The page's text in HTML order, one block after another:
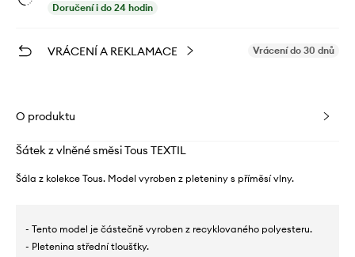
Doručení i do 24 hodin
VRÁCENÍ A REKLAMACE Vrácení do 30 dnů
O produktu
Šátek z vlněné směsi Tous TEXTIL
Šála z kolekce Tous. Model vyroben z pleteniny s příměsí vlny.
- Tento model je částečně vyroben z recyklovaného polyesteru.
- Pletenina střední tloušťky.